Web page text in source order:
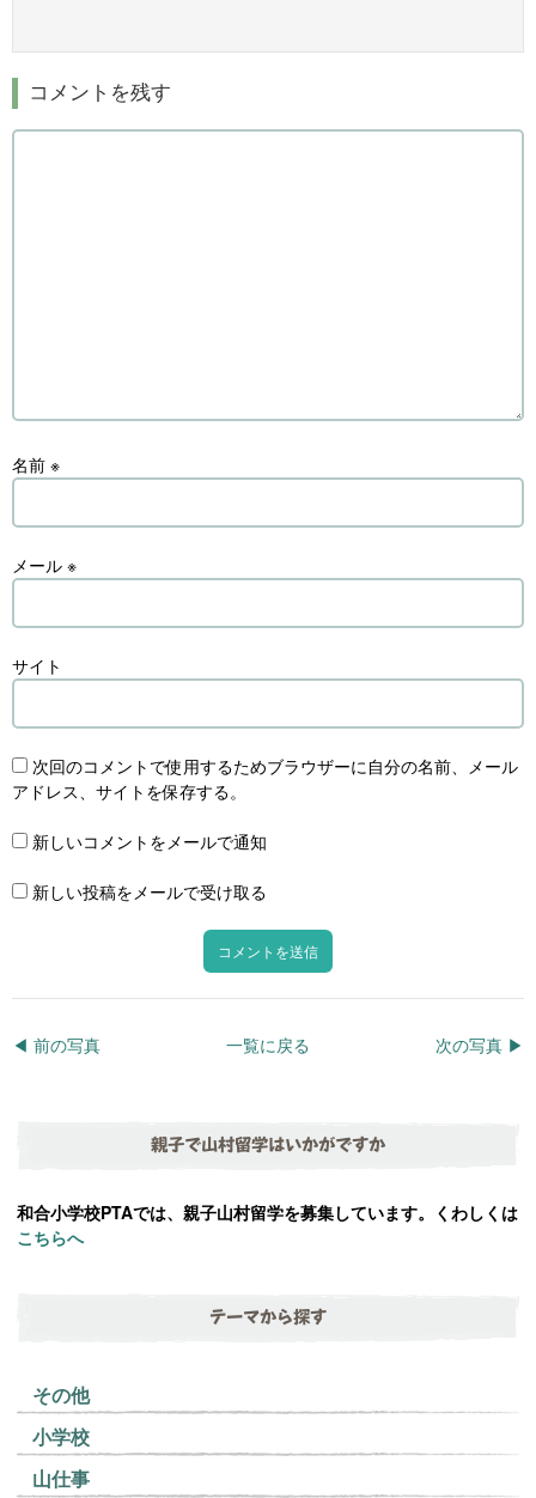
コメントを残す
名前 ※
メール ※
サイト
次回のコメントで使用するためブラウザーに自分の名前、メール
アドレス、サイトを保存する。
新しいコメントをメールで通知
新しい投稿をメールで受け取る
◀︎ 前の写真 次の写真 ▶︎
一覧に戻る
親子で山村留学はいかがですか
和合小学校PTAでは、親子山村留学を募集しています。くわしくは
こちらへ
テーマから探す
その他
小学校
山仕事